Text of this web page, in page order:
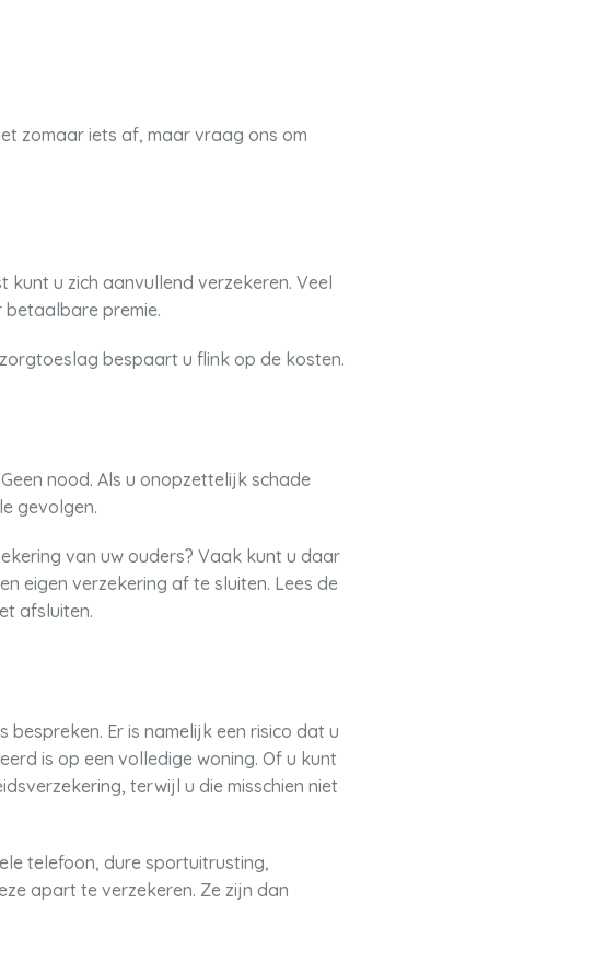
zomaar iets af, maar vraag ons om
u zich aanvullend verzekeren. Veel
premie.
bespaart u flink op de kosten.
nood. Als u onopzettelijk schade
gevolgen.
van uw ouders? Vaak kunt u daar
eigen verzekering af te sluiten. Lees de
afsluiten.
Er is namelijk een risico dat u
is op een volledige woning. Of u kunt
terwijl u die misschien niet
telefoon, dure sportuitrusting,
apart te verzekeren. Ze zijn dan